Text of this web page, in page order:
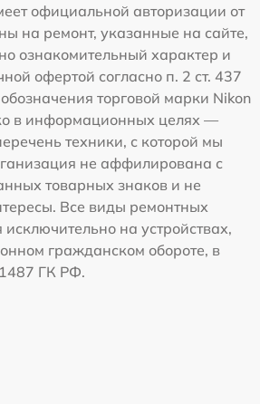
официальной авторизации от
на ремонт, указанные на сайте,
ознакомительный характер и
офертой согласно п. 2 ст. 437
торговой марки Nikon
в информационных целях —
техники, с которой мы
не аффилирована с
товарных знаков и не
Все виды ремонтных
на устройствах,
гражданском обороте, в
1487 ГК РФ.